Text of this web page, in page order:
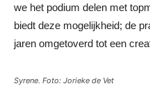
we het podium delen met
biedt deze mogelijkheid; de
jaren omgetoverd tot een
Syrene. Foto: Jorieke de Vet